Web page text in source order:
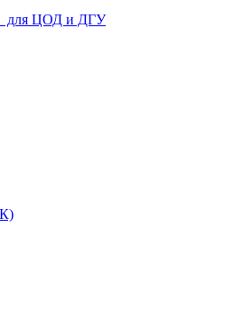
для ЦОД и ДГУ